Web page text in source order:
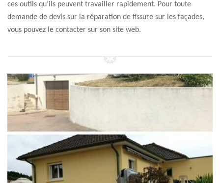
ces outils qu’ils peuvent travailler rapidement. Pour toute
demande de devis sur la réparation de fissure sur les façades,
vous pouvez le contacter sur son site web.